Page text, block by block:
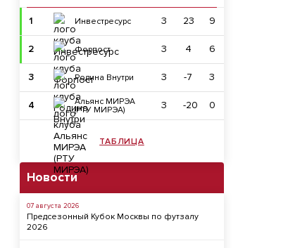
1 Инвестресурс 3 23 9
2 Форпост 3 4 6
3 Родина Внутри 3 -7 3
4
Альянс МИРЭА
(РТУ МИРЭА)
3 -20 0
ТАБЛИЦА
Новости
07 августа 2026
Предсезонный Кубок Москвы по футзалу
2026